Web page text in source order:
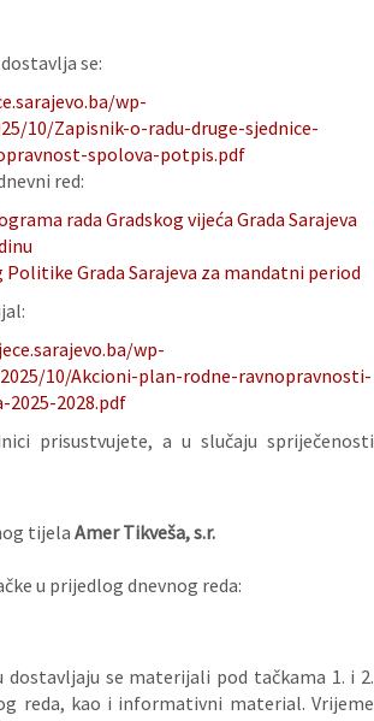
se:
wp-
10/Zapisnik-o-radu-druge-sjednice-
spolova-potpis.pdf
red:
rada Gradskog vijeća Grada Sarajeva
Politike Grada Sarajeva za mandatni period
wp-
10/Akcioni-plan-rodne-ravnopravnosti-
2025-2028.pdf
prisustvujete, a u slučaju spriječenosti
tijela Amer Tikveša, s.r.
u prijedlog dnevnog reda:
dostavljaju se materijali pod tačkama 1. i 2.
reda, kao i informativni material. Vrijeme